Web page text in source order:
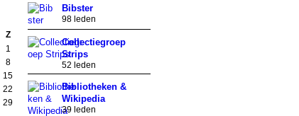
Z
1
8
15
22
29
Bibster
98 leden
Collectiegroep
Strips
52 leden
Bibliotheken &
Wikipedia
39 leden